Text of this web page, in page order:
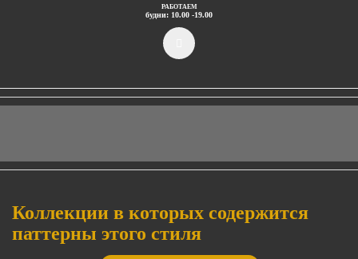
РАБОТАЕМ
будни: 10.00 -19.00
Коллекции в которых содержится
паттерны этого стиля